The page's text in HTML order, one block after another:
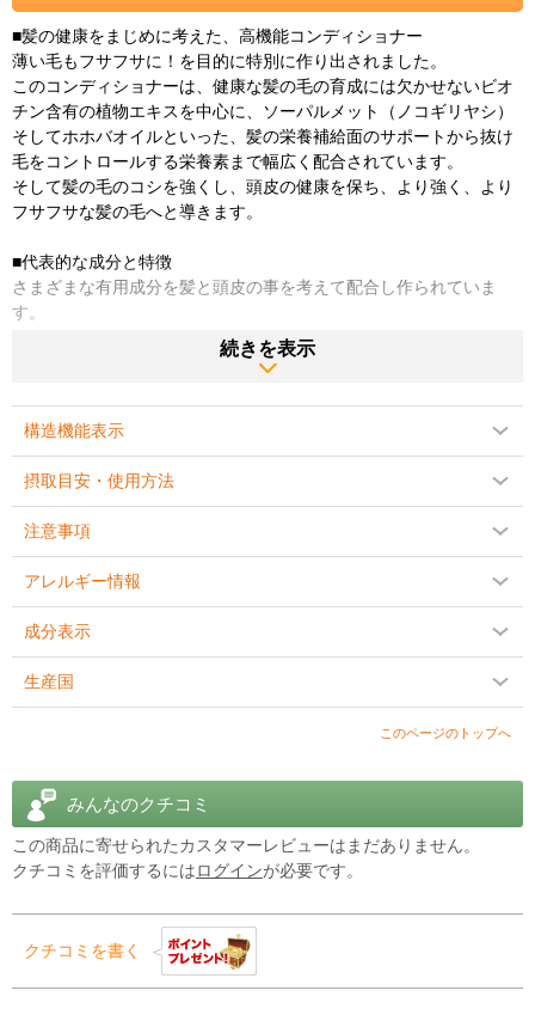
■髪の健康をまじめに考えた、高機能コンディショナー
薄い毛もフサフサに！を目的に特別に作り出されました。
このコンディショナーは、健康な髪の毛の育成には欠かせないビオ
チン含有の植物エキスを中心に、ソーパルメット（ノコギリヤシ）
そしてホホバオイルといった、髪の栄養補給面のサポートから抜け
毛をコントロールする栄養素まで幅広く配合されています。
そして髪の毛のコシを強くし、頭皮の健康を保ち、より強く、より
フサフサな髪の毛へと導きます。
■代表的な成分と特徴
さまざまな有用成分を髪と頭皮の事を考えて配合し作られていま
す。
肪酸の合成、アミノ酸の代謝をサポートする事から髪の毛にコシと
輝きを与えます。
・ソーパルメット（ノコギリヤシ）
ノコギリヤシに含まれるオクタコサノールやステロールなどの成分
には、脱毛を引き起こすと考えられている５αリダクターゼ（テスト
ステロンをＤＨＴに変換する酵素）の働きを抑制する働きがありま
す。頭皮からもこの成分を浸透させ脱毛をブロックします。
さぁこのコンディショナーでケアして髪の毛に自信を！
※男性・女性ともにご使用いただけます。
続きを表示
構造機能表示
摂取目安・使用方法
注意事項
アレルギー情報
成分表示
生産国
このページのトップへ
みんなのクチコミ
この商品に寄せられたカスタマーレビューはまだありません。
クチコミを評価するにはログインが必要です。
クチコミを書く